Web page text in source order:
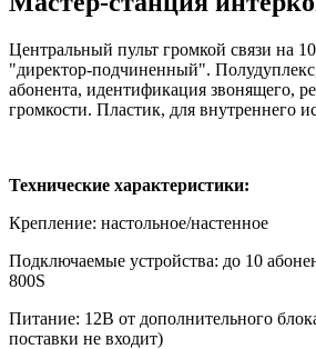
Центральный пульт громкой связи на
"директор-подчиненный".
абонента, идентификация звонящего,
громкости. Пластик, для внутреннего
Технические характеристики:
Крепление: настольное/настенное
Подключаемые устройства: до 10
800S
Питание: 12В от дополнительного
поставки не входит)